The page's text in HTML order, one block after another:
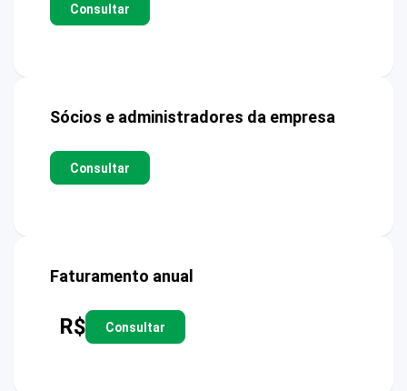
Consultar
Sócios e administradores da empresa
Consultar
Faturamento anual
R$ Consultar